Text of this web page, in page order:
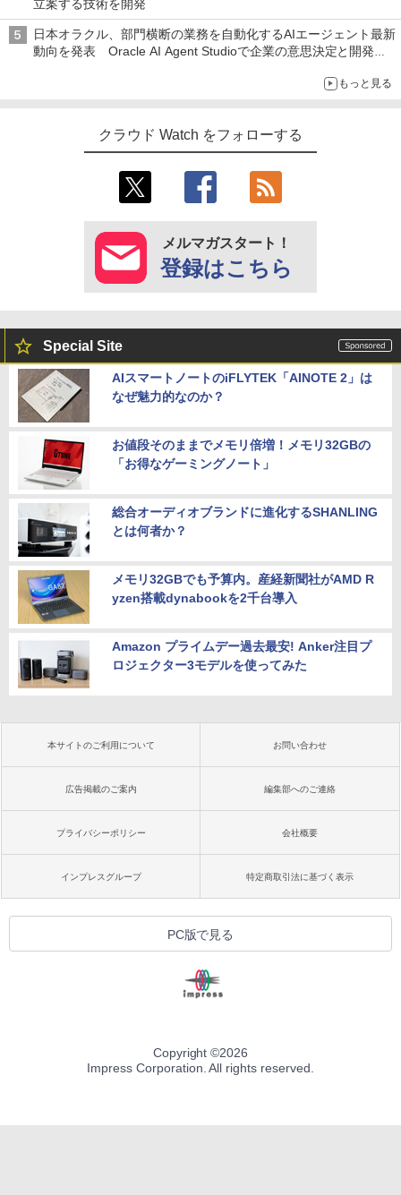
立案する技術を開発
日本オラクル、部門横断の業務を自動化するAIエージェント最新
動向を発表 Oracle AI Agent Studioで企業の意思決定と開発を
もっと見る
クラウド Watch をフォローする
メルマガスタート！
登録はこちら
Special Site
AIスマートノートのiFLYTEK「AINOTE 2」は
なぜ魅力的なのか？
お値段そのままでメモリ倍増！メモリ32GBの
「お得なゲーミングノート」
総合オーディオブランドに進化するSHANLING
とは何者か？
メモリ32GBでも予算内。産経新聞社がAMD R
yzen搭載dynabookを2千台導入
Amazon プライムデー過去最安! Anker注目プ
ロジェクター3モデルを使ってみた
本サイトのご利用について お問い合わせ
広告掲載のご案内 編集部へのご連絡
プライバシーポリシー 会社概要
インプレスグループ 特定商取引法に基づく表示
PC版で見る
Copyright ©2026
Impress Corporation. All rights reserved.